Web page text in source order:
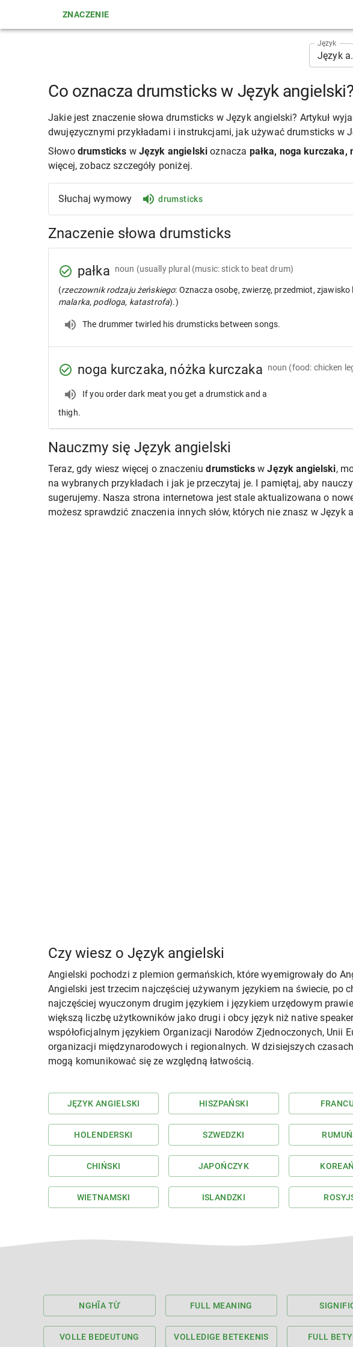
ZNACZENIE
Język
Co oznacza drumsticks w Język angielski?
Jakie jest znaczenie słowa drumsticks w Język angielski? Artykuł
dwujęzycznymi przykładami i instrukcjami, jak używać drumsticks w
Słowo drumsticks w Język angielski oznacza pałka, noga kurczaka,
więcej, zobacz szczegóły poniżej.
Słuchaj wymowy drumsticks
Znaczenie słowa drumsticks
pałka noun (usually plural (music: stick to beat drum)
(rzeczownik rodzaju żeńskiego: Oznacza osobę, zwierzę, przedmiot,
malarka, podłoga, katastrofa).)
The drummer twirled his drumsticks between songs.
noga kurczaka, nóżka kurczaka noun (food: chicken
If you order dark meat you get a drumstick and a
thigh.
Nauczmy się Język angielski
Teraz, gdy wiesz więcej o znaczeniudrumstickswJęzyk angielski,
na wybranych przykładach i jak je przeczytaj je. I pamiętaj, aby
sugerujemy. Nasza strona internetowa jest stale aktualizowana o
możesz sprawdzić znaczenia innych słów, których nie znasz w Język
Czy wiesz o Język angielski
Angielski pochodzi z plemion germańskich, które wyemigrowały do
Angielski jest trzecim najczęściej używanym językiem na świecie, po
najczęściej wyuczonym drugim językiem i językiem urzędowym
większą liczbę użytkowników jako drugi i obcy język niż native
współoficjalnym językiem Organizacji Narodów Zjednoczonych, Unii
organizacji międzynarodowych i regionalnych. W dzisiejszych
mogą komunikować się ze względną łatwością.
JĘZYK ANGIELSKI HISZPAŃSKI
HOLENDERSKI SZWEDZKI
CHIŃSKI JAPOŃCZYK
WIETNAMSKI ISLANDZKI
NGHĨA TỪ FULL MEANING
VOLLE BEDEUTUNG VOLLEDIGE BETEKENIS FULL